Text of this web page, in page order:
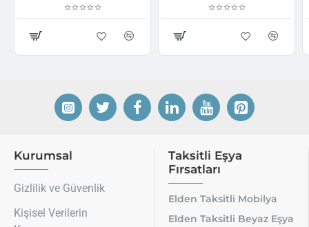
Kurumsal
Gizlilik ve Güvenlik
Kişisel Verilerin
Taksitli Eşya
Fırsatları
Elden Taksitli Mobilya
Elden Taksitli Beyaz Eşya